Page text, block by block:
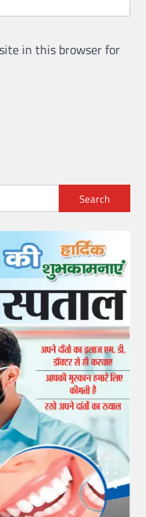
in this browser for
Search